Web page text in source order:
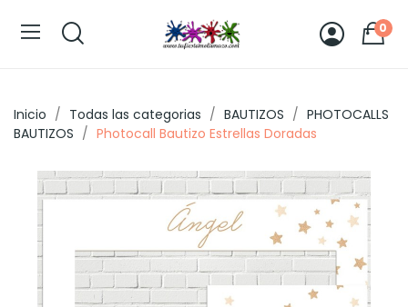
0
Inicio Todas las categorias BAUTIZOS
PHOTOCALLS
BAUTIZOS
Photocall Bautizo Estrellas Doradas